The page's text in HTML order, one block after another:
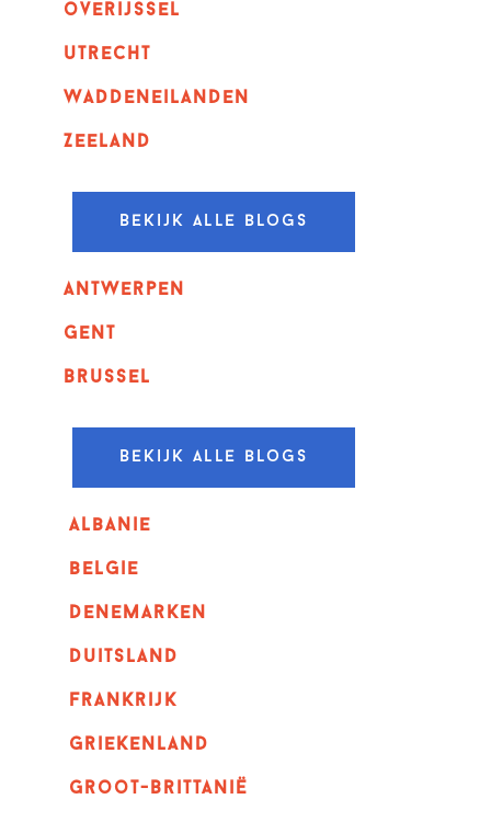
overijssel
utrecht
Waddeneilanden
Zeeland
Bekijk alle blogs
Antwerpen
GENT
Brussel
Bekijk alle blogs
albanie
belgie
denemarken
duitsland
frankrijk
griekenland
Groot-Brittanië